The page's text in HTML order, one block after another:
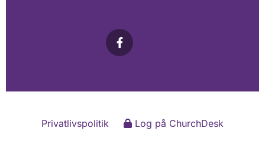
Privatlivspolitik Log på ChurchDesk